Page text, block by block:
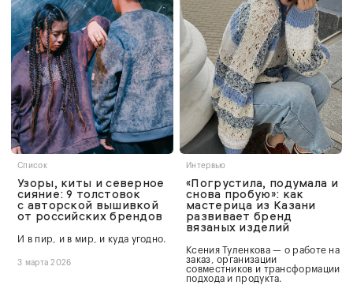
Список
Узоры, киты и северное
сияние: 9 толстовок
с авторской вышивкой
от российских брендов
И в пир, и в мир, и куда угодно.
3 марта 2026
Интервью
«Погрустила, подумала и
снова пробую»: как
мастерица из Казани
развивает бренд
вязаных изделий
Ксения Туленкова — о работе на
заказ, организации
совместников и трансформации
подхода и продукта.